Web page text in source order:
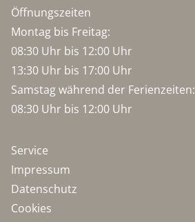
Öffnungszeiten
Montag bis Freitag:
08:30 Uhr bis 12:00 Uhr
13:30 Uhr bis 17:00 Uhr
Samstag während der Ferienzeiten:
08:30 Uhr bis 12:00 Uhr
Service
Impressum
Datenschutz
Cookies